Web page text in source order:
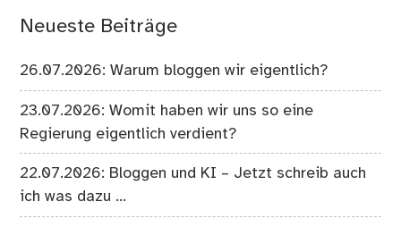
Neueste Beiträge
26.07.2026: Warum bloggen wir eigentlich?
23.07.2026: Womit haben wir uns so eine
Regierung eigentlich verdient?
22.07.2026: Bloggen und KI – Jetzt schreib auch
ich was dazu …